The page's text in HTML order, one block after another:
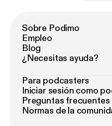
Sobre Podimo
Empleo
Blog
¿Necesitas ayuda?
Para podcasters
Iniciar sesión como
Preguntas
Normas de la